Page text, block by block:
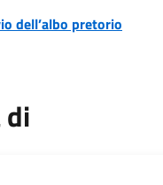
dell’albo pretorio
di